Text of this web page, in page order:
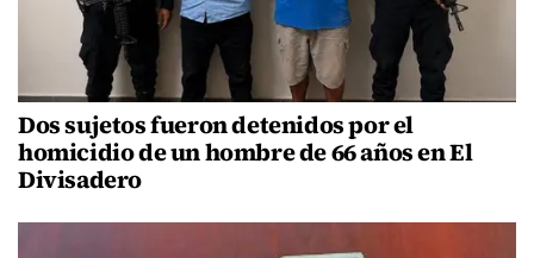
Dos sujetos fueron detenidos por el
homicidio de un hombre de 66 años en El
Divisadero